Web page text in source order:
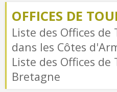
OFFICES DE
Liste des Offices
dans les Côtes
Liste des Offices
Bretagne